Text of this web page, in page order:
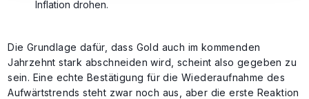
Inflation drohen.
Die Grundlage dafür, dass Gold auch im kommenden
Jahrzehnt stark abschneiden wird, scheint also gegeben zu
sein. Eine echte Bestätigung für die Wiederaufnahme des
Aufwärtstrends steht zwar noch aus, aber die erste Reaktion